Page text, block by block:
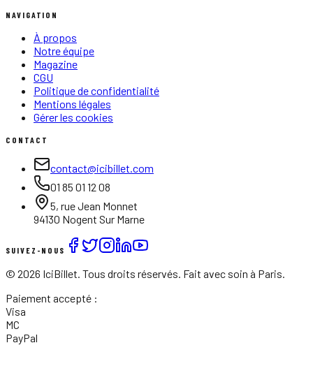
NAVIGATION
À propos
Notre équipe
Magazine
CGU
Politique de confidentialité
Mentions légales
Gérer les cookies
CONTACT
contact@icibillet.com
01 85 01 12 08
5, rue Jean Monnet
94130 Nogent Sur Marne
SUIVEZ-NOUS
© 2026 IciBillet. Tous droits réservés. Fait avec soin à Paris.
Paiement accepté :
Visa
MC
PayPal